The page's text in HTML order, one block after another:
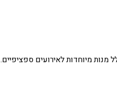
מיוחדות לאירועים ספציפיים.